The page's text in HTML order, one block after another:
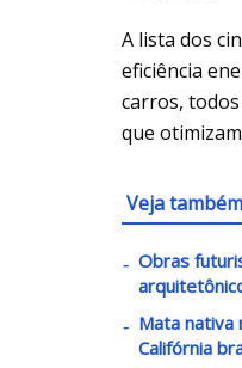
A lista dos
eficiência
carros,
que
Veja também
Obras
Mata nativa
Califórnia